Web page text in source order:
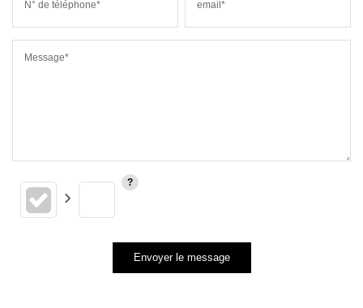
N° de téléphone* email*
Message*
Envoyer le message